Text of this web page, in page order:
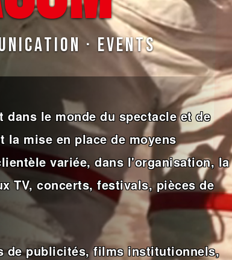
· Events
le monde du spectacle et de
la mise en place de moyens
variée, dans l'organisation, la
TV, concerts, festivals, pièces de
de publicités, films institutionnels,